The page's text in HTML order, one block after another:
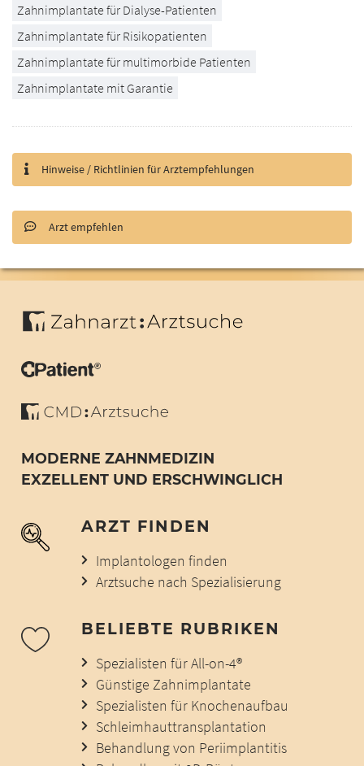
Zahnimplantate für Dialyse-Patienten
Zahnimplantate für Risikopatienten
Zahnimplantate für multimorbide Patienten
Zahnimplantate mit Garantie
Hinweise / Richtlinien für Arztempfehlungen
Arzt empfehlen
MODERNE ZAHNMEDIZIN
EXZELLENT UND ERSCHWINGLICH
ARZT FINDEN
Implantologen finden
Arztsuche nach Spezialisierung
BELIEBTE RUBRIKEN
Spezialisten für All-on-4®
Günstige Zahnimplantate
Spezialisten für Knochenaufbau
Schleimhauttransplantation
Behandlung von Periimplantitis